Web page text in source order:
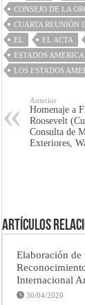
CONSEJO DE LA
CUARTA REUNIÓN
EL
EL ACTA
ESTADOS
LOS ESTADOS
Anterior
Homenaje a
Roosevelt
Consulta de
Exteriores,
Artículos
Elaboración
Internacional
30/04/2020